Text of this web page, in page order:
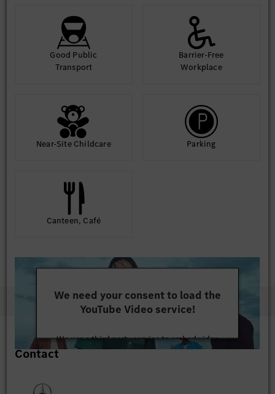
Good Public
Transport
Barrier-Free
Workplace
Near-Site Childcare Parking
Canteen, Café
We need your consent to load the
YouTube Video service!
We use a third party service to embed video
content that may collect data about your activity.
Contact